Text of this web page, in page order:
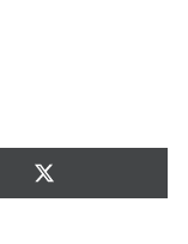
Түгээх:
Т